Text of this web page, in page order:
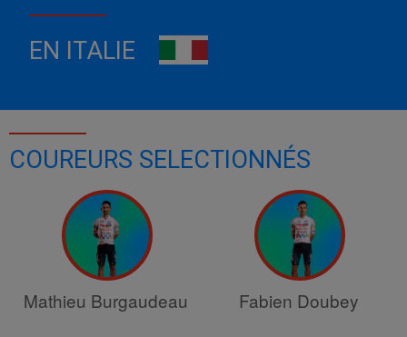
EN ITALIE
COUREURS SELECTIONNÉS
Mathieu Burgaudeau Fabien Doubey